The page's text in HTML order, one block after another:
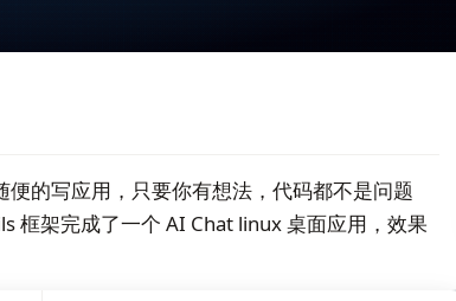
的写应用，只要你有想法，代码都不是问题
框架完成了一个 AI Chat linux 桌面应用，效果